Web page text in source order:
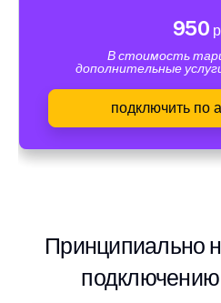
950
В стоимость
дополнительные
подключить по
Принципиально
подключению